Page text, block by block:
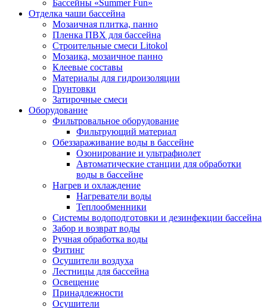
Бассейны «Summer Fun»
Отделка чаши бассейна
Мозаичная плитка, панно
Пленка ПВХ для бассейна
Строительные смеси Litokol
Мозаика, мозаичное панно
Клеевые составы
Материалы для гидроизоляции
Грунтовки
Затирочные смеси
Оборудование
Фильтровальное оборудование
Фильтрующий материал
Обеззараживание воды в бассейне
Озонирование и ультрафиолет
Автоматические станции для обработки
воды в бассейне
Нагрев и охлаждение
Нагреватели воды
Теплообменники
Системы водоподготовки и дезинфекции бассейна
Забор и возврат воды
Ручная обработка воды
Фитинг
Осушители воздуха
Лестницы для бассейна
Освещение
Принадлежности
Осушители